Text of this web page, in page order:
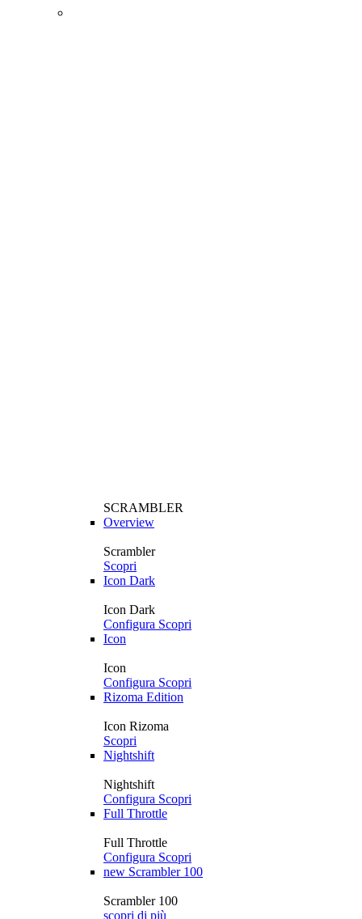
SCRAMBLER
Overview
Scrambler
Scopri
Icon Dark
Icon Dark
Configura Scopri
Icon
Icon
Configura Scopri
Rizoma Edition
Icon Rizoma
Scopri
Nightshift
Nightshift
Configura Scopri
Full Throttle
Full Throttle
Configura Scopri
new Scrambler 100
Scrambler 100
scopri di più